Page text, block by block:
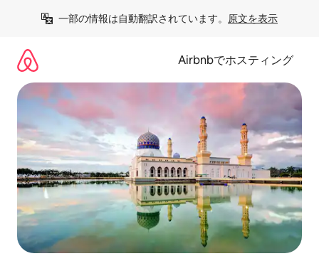
一部の情報は自動翻訳されています。 原文を表示
Airbnbでホスティング